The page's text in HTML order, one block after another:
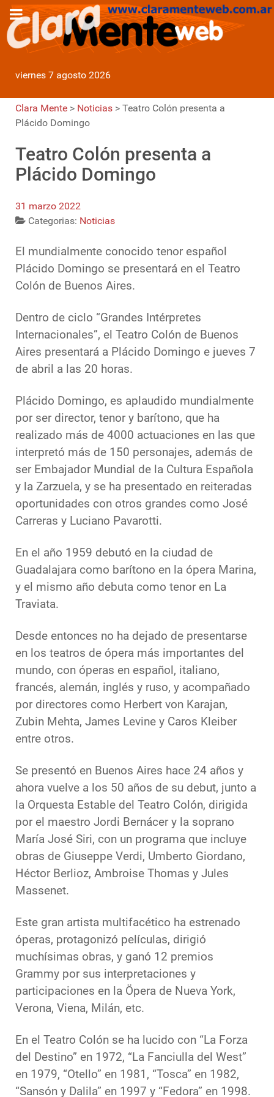
viernes 7 agosto 2026
Clara Mente > Noticias > Teatro Colón presenta a
Plácido Domingo
Teatro Colón presenta a
Plácido Domingo
31 marzo 2022
Categorias: Noticias
El mundialmente conocido tenor español
Plácido Domingo se presentará en el Teatro
Colón de Buenos Aires.
Dentro de ciclo “Grandes Intérpretes
Internacionales”, el Teatro Colón de Buenos
Aires presentará a Plácido Domingo e jueves 7
de abril a las 20 horas.
Plácido Domingo, es aplaudido mundialmente
por ser director, tenor y barítono, que ha
realizado más de 4000 actuaciones en las que
interpretó más de 150 personajes, además de
ser Embajador Mundial de la Cultura Española
y la Zarzuela, y se ha presentado en reiteradas
oportunidades con otros grandes como José
Carreras y Luciano Pavarotti.
En el año 1959 debutó en la ciudad de
Guadalajara como barítono en la ópera Marina,
y el mismo año debuta como tenor en La
Traviata.
Desde entonces no ha dejado de presentarse
en los teatros de ópera más importantes del
mundo, con óperas en español, italiano,
francés, alemán, inglés y ruso, y acompañado
por directores como Herbert von Karajan,
Zubin Mehta, James Levine y Caros Kleiber
entre otros.
Se presentó en Buenos Aires hace 24 años y
ahora vuelve a los 50 años de su debut, junto a
la Orquesta Estable del Teatro Colón, dirigida
por el maestro Jordi Bernácer y la soprano
María José Siri, con un programa que incluye
obras de Giuseppe Verdi, Umberto Giordano,
Héctor Berlioz, Ambroise Thomas y Jules
Massenet.
Este gran artista multifacético ha estrenado
óperas, protagonizó películas, dirigió
muchísimas obras, y ganó 12 premios
Grammy por sus interpretaciones y
participaciones en la Öpera de Nueva York,
Verona, Viena, Milán, etc.
En el Teatro Colón se ha lucido con “La Forza
del Destino” en 1972, “La Fanciulla del West”
en 1979, “Otello” en 1981, “Tosca” en 1982,
“Sansón y Dalila” en 1997 y “Fedora” en 1998.